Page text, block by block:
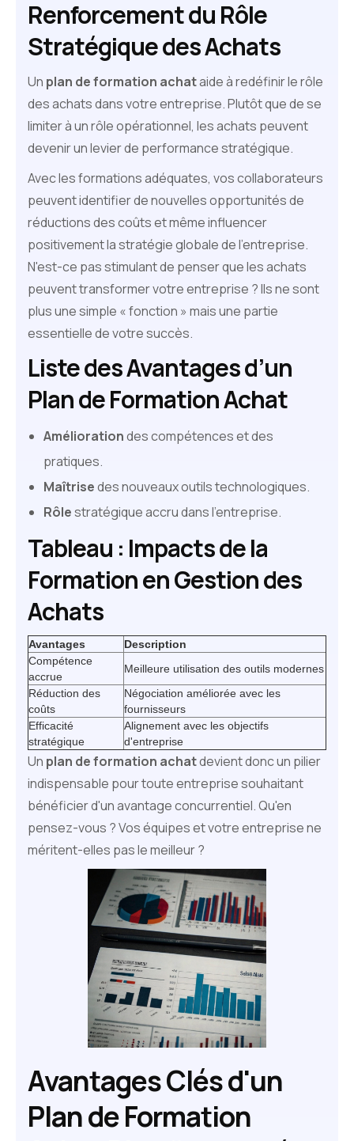
Renforcement du Rôle
Stratégique des Achats
Un plan de formation achataide à redéfinir le rôle
des achats dans votre entreprise. Plutôt que de se
limiter à un rôle opérationnel, les achats peuvent
devenir un levier de performance stratégique.
Avec les formations adéquates, vos collaborateurs
peuvent identifier de nouvelles opportunités de
réductions des coûts et même influencer
positivement la stratégie globale de l’entreprise.
N'est-ce pas stimulant de penser que les achats
peuvent transformer votre entreprise ? Ils ne sont
plus une simple « fonction » mais une partie
essentielle de votre succès.
Liste des Avantages d’un
Plan de Formation Achat
Améliorationdes compétences et des
pratiques.
Maîtrisedes nouveaux outils technologiques.
Rôlestratégique accru dans l’entreprise.
Tableau : Impacts de la
Formation en Gestion des
Achats
Avantages
Description
Compétence
accrue
Meilleure utilisation des outils modernes
Réduction des
coûts
Négociation améliorée avec les
fournisseurs
Efficacité
stratégique
Alignement avec les objectifs
d'entreprise
Un plan de formation achatdevient donc un pilier
indispensable pour toute entreprise souhaitant
bénéficier d'un avantage concurrentiel. Qu'en
pensez-vous ? Vos équipes et votre entreprise ne
méritent-elles pas le meilleur ?
Avantages Clés d'un
Plan de Formation